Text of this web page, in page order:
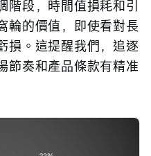
階段，時間值損耗和引
輪的價值，即使看對長
損。這提醒我們，追逐
節奏和產品條款有精准